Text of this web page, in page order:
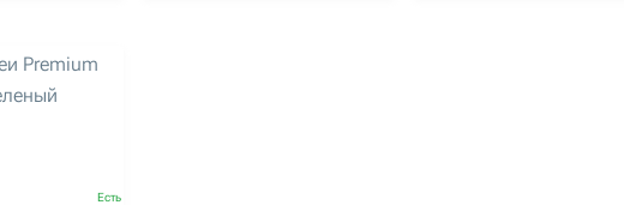
Premium
Есть